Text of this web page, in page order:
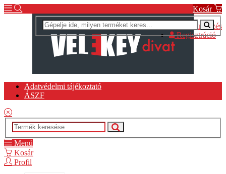
Kosár
Bejelentkezés
Regisztráció
Adatvédelmi tájékoztató
ÁSZF
Menü
Kosár
Profil